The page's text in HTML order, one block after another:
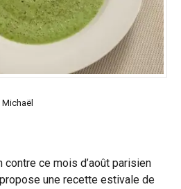
Michaël
contre ce mois d’août parisien
une recette estivale de